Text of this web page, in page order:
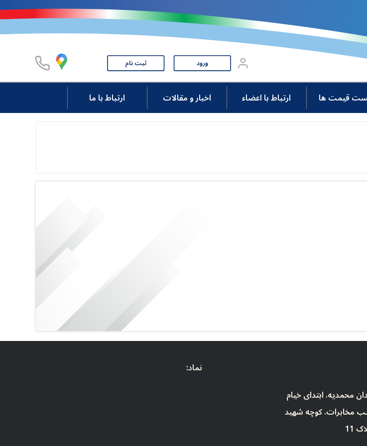
ورود ثبت نام
قیمت ها ارتباط با اعضاء اخبار و مقالات ارتباط با ما
محمدیه، ابتدای خیام
مخابرات، کوچه شهید
11
نماد: